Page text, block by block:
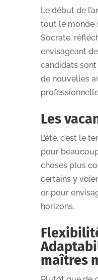
Le début de
tout le monde
Socrate,
envisageant
candidats
de nouvelles
Les
L’été, c’est le
pour
choses plus
certains y
or pour
horizons.
maîtres